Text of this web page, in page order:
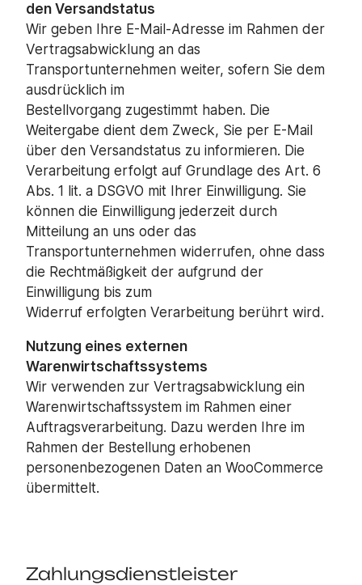
den Versandstatus
Wir geben Ihre E-Mail-Adresse im Rahmen der
Vertragsabwicklung an das
Transportunternehmen weiter, sofern Sie dem
ausdrücklich im
Bestellvorgang zugestimmt haben. Die
Weitergabe dient dem Zweck, Sie per E-Mail
über den Versandstatus zu informieren. Die
Verarbeitung erfolgt auf Grundlage des Art. 6
Abs. 1 lit. a DSGVO mit Ihrer Einwilligung. Sie
können die Einwilligung jederzeit durch
Mitteilung an uns oder das
Transportunternehmen widerrufen, ohne dass
die Rechtmäßigkeit der aufgrund der
Einwilligung bis zum
Widerruf erfolgten Verarbeitung berührt wird.
Nutzung eines externen
Warenwirtschaftssystems
Wir verwenden zur Vertragsabwicklung ein
Warenwirtschaftssystem im Rahmen einer
Auftragsverarbeitung. Dazu werden Ihre im
Rahmen der Bestellung erhobenen
personenbezogenen Daten an WooCommerce
übermittelt.
Zahlungsdienstleister